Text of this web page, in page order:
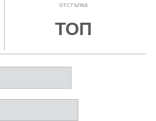
отстъпка
ТОП